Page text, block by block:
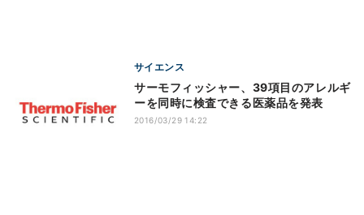
サイエンス
サーモフィッシャー、39項目のアレルギ
ーを同時に検査できる医薬品を発表
2016/03/29 14:22